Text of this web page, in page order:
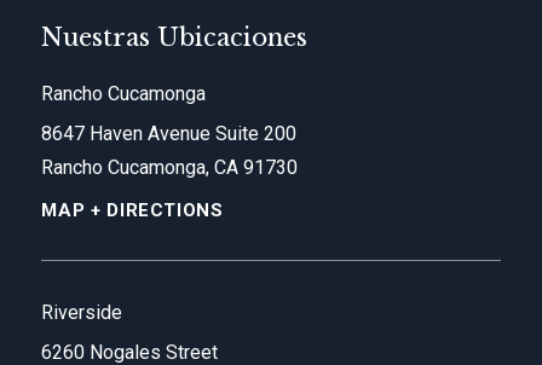
Nuestras Ubicaciones
Rancho Cucamonga
8647 Haven Avenue Suite 200
Rancho Cucamonga, CA 91730
MAP + DIRECTIONS
Riverside
6260 Nogales Street